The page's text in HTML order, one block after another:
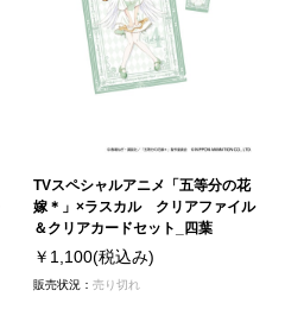
TVスペシャルアニメ「五等分の花
嫁＊」×ラスカル クリアファイル
＆クリアカードセット_四葉
￥1,100(税込み)
販売状況：売り切れ